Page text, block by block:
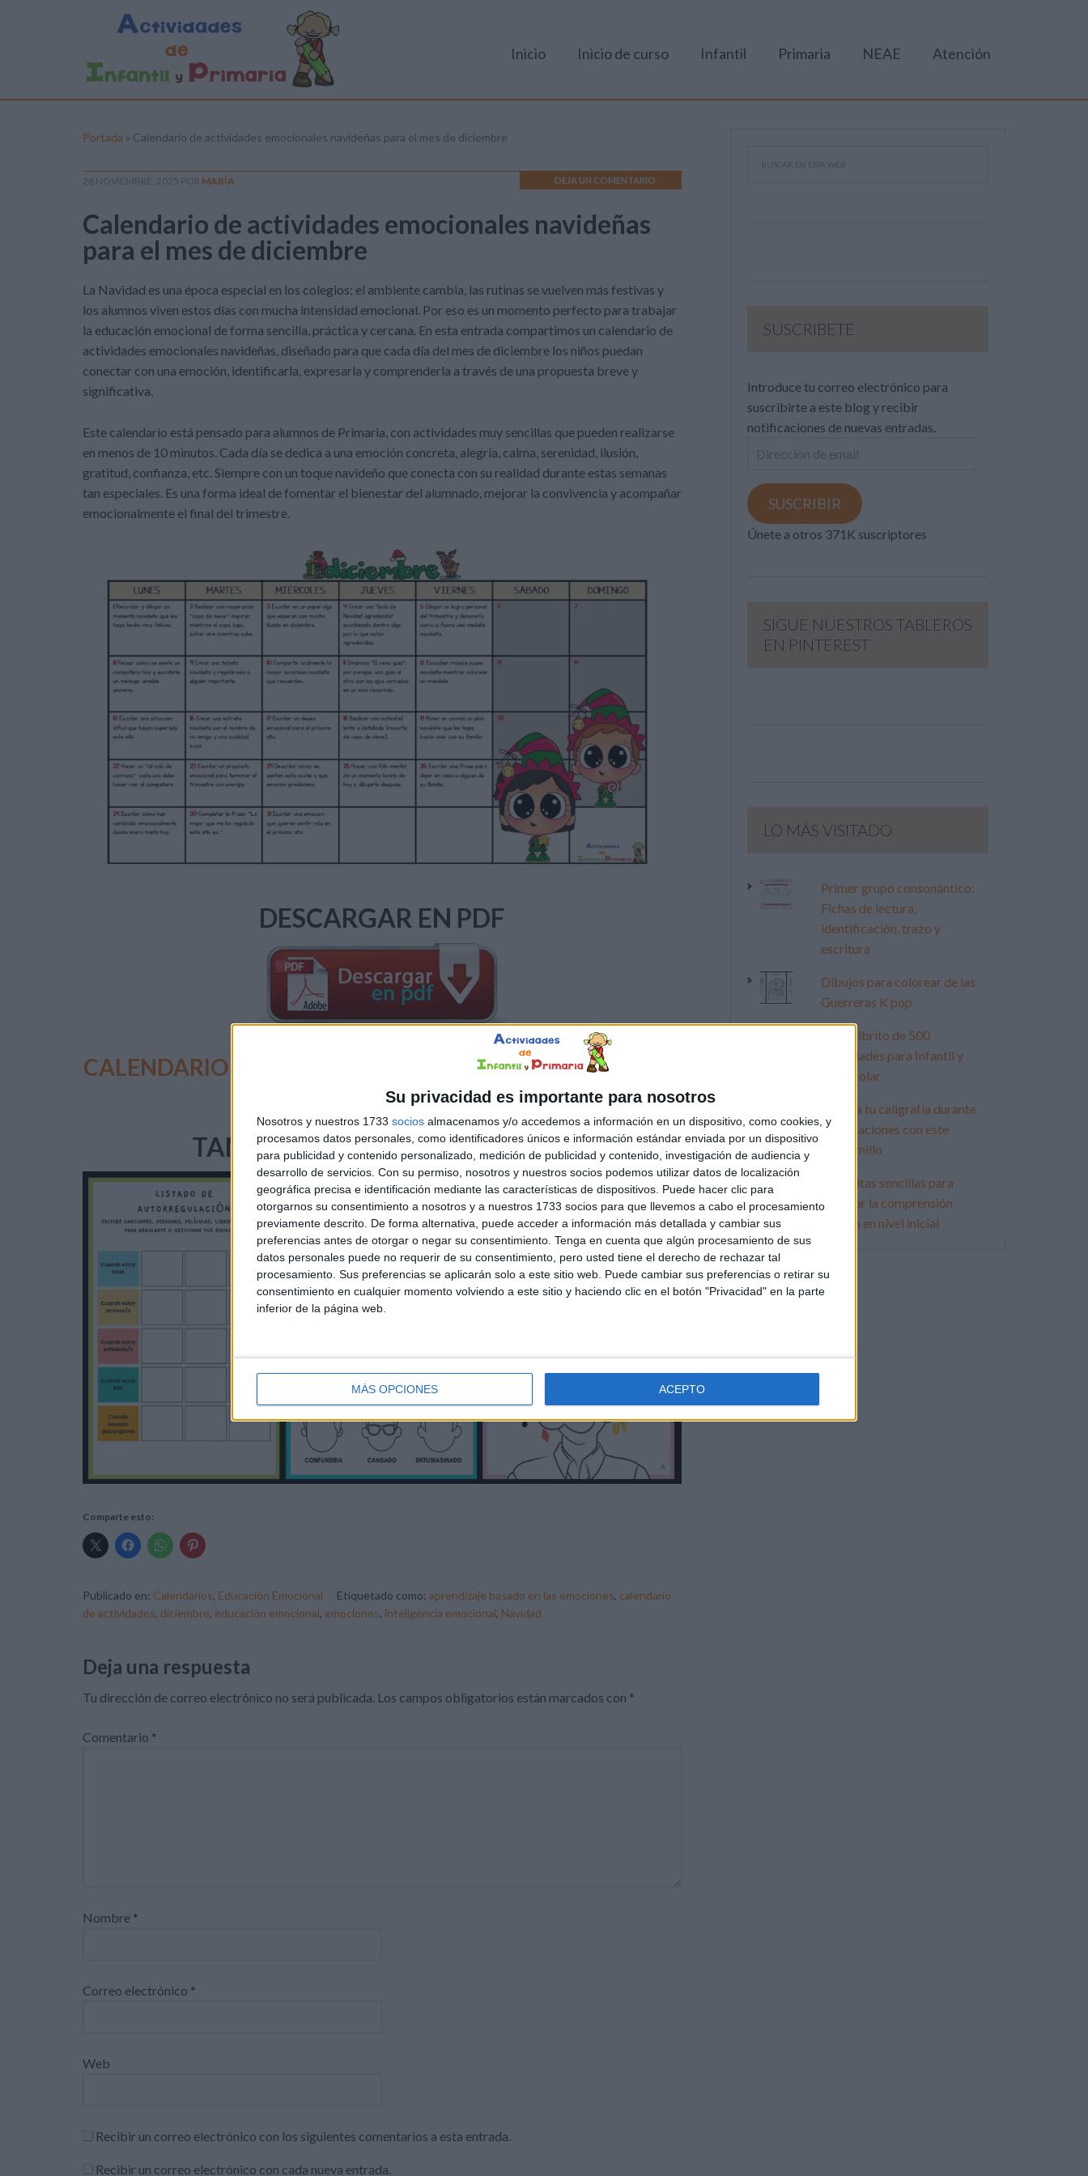
Su privacidad es importante para nosotros
Nosotros y nuestros 1733 socios almacenamos y/o accedemos a información en un dispositivo, como cookies, y
procesamos datos personales, como identificadores únicos e información estándar enviada por un dispositivo
para publicidad y contenido personalizado, medición de publicidad y contenido, investigación de audiencia y
desarrollo de servicios. Con su permiso, nosotros y nuestros socios podemos utilizar datos de localización
geográfica precisa e identificación mediante las características de dispositivos. Puede hacer clic para
otorgarnos su consentimiento a nosotros y a nuestros 1733 socios para que llevemos a cabo el procesamiento
previamente descrito. De forma alternativa, puede acceder a información más detallada y cambiar sus
preferencias antes de otorgar o negar su consentimiento. Tenga en cuenta que algún procesamiento de sus
datos personales puede no requerir de su consentimiento, pero usted tiene el derecho de rechazar tal
procesamiento. Sus preferencias se aplicarán solo a este sitio web. Puede cambiar sus preferencias o retirar su
consentimiento en cualquier momento volviendo a este sitio y haciendo clic en el botón "Privacidad" en la parte
inferior de la página web.
MÁS OPCIONES ACEPTO
Inicio Inicio de curso Infantil Primaria NEAE Atención
Portada » Calendario de actividades emocionales navideñas para el mes de diciembre
28 NOVIEMBRE, 2025 POR MARÍA DEJA UN COMENTARIO
Calendario de actividades emocionales navideñas
para el mes de diciembre
La Navidad es una época especial en los colegios: el ambiente cambia, las rutinas se vuelven más festivas y
los alumnos viven estos días con mucha intensidad emocional. Por eso es un momento perfecto para trabajar
la educación emocional de forma sencilla, práctica y cercana. En esta entrada compartimos un calendario de
actividades emocionales navideñas, diseñado para que cada día del mes de diciembre los niños puedan
conectar con una emoción, identificarla, expresarla y comprenderla a través de una propuesta breve y
significativa.
Este calendario está pensado para alumnos de Primaria, con actividades muy sencillas que pueden realizarse
en menos de 10 minutos. Cada día se dedica a una emoción concreta, alegría, calma, serenidad, ilusión,
gratitud, confianza, etc. Siempre con un toque navideño que conecta con su realidad durante estas semanas
tan especiales. Es una forma ideal de fomentar el bienestar del alumnado, mejorar la convivencia y acompañar
emocionalmente el final del trimestre.
DESCARGAR EN PDF
CALENDARIO ACTIVIDADES EMOCIONALES NAVIDEÑAS
DICIEMBRE
TAMBIÉN TE PUEDE INTERESAR
Comparte esto:
Publicado en: Calendarios, Educación Emocional Etiquetado como: aprendizaje basado en las emociones, calendario
de actividades, diciembre, educación emocional, emociones, inteligencia emocional, Navidad
Deja una respuesta
Tu dirección de correo electrónico no será publicada. Los campos obligatorios están marcados con *
Comentario *
Nombre *
Correo electrónico *
Web
Recibir un correo electrónico con los siguientes comentarios a esta entrada.
Recibir un correo electrónico con cada nueva entrada.
SUSCRIBETE
Introduce tu correo electrónico para
suscribirte a este blog y recibir
notificaciones de nuevas entradas.
Dirección
email
SUSCRIBIR
Únete a otros 371K suscriptores
SIGUE NUESTROS TABLEROS
EN PINTEREST
LO MÁS VISITADO
Primer grupo consonántico:
Fichas de lectura,
identificación, trazo y
escritura
Dibujos para colorear de las
Guerreras K pop
Súper librito de 500
actividades para Infantil y
Preescolar
Mejora tu caligrafía durante
las vacaciones con este
cuadernillo
Lecturitas sencillas para
trabajar la comprensión
lectora en nivel inicial